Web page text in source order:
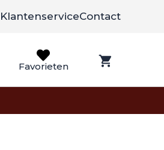
KlantenserviceContact
Favorieten